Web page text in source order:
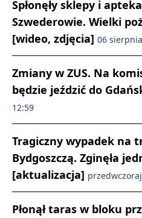
Spłonęły sklepy i
Szwederowie. Wielki
[wideo, zdjęcia] 06
Zmiany w ZUS. Na
będzie jeździć do
12:59
Tragiczny wypadek na
Bydgoszczą. Zginęła
[aktualizacja]
Płonął taras w bloku